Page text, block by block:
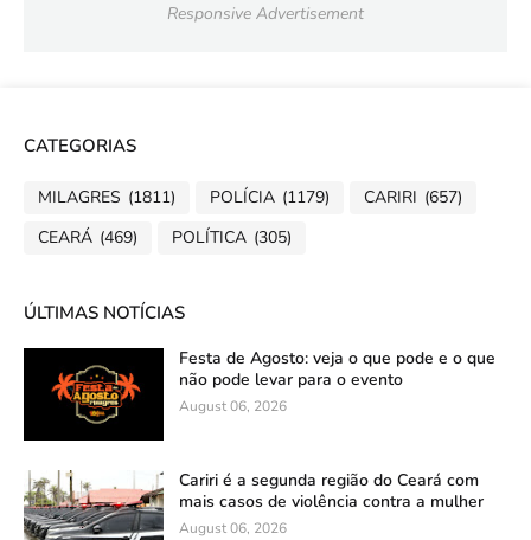
Responsive Advertisement
CATEGORIAS
MILAGRES (1811) POLÍCIA (1179) CARIRI (657)
CEARÁ (469) POLÍTICA (305)
ÚLTIMAS NOTÍCIAS
Festa de Agosto: veja o que pode e o que
não pode levar para o evento
August 06, 2026
Cariri é a segunda região do Ceará com
mais casos de violência contra a mulher
August 06, 2026